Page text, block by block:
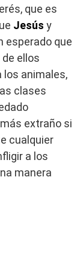
que es
Jesús y
esperado que
ellos
los animales,
clases
extraño si
cualquier
a los
manera